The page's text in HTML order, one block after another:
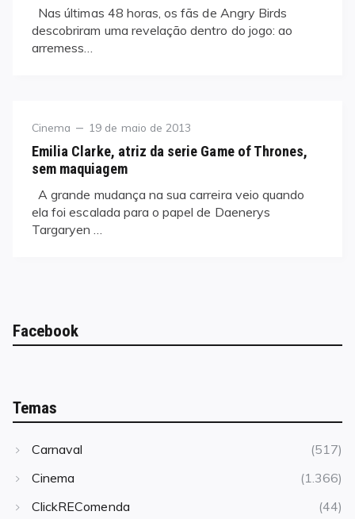
Nas últimas 48 horas, os fãs de Angry Birds
descobriram uma revelação dentro do jogo: ao
arremess…
Category
Cinema
Posted
on
19 de maio de 2013
Emilia Clarke, atriz da serie Game of Thrones,
sem maquiagem
A grande mudança na sua carreira veio quando
ela foi escalada para o papel de Daenerys
Targaryen …
Facebook
Temas
Carnaval
(517)
Cinema
(1.366)
ClickREComenda
(44)